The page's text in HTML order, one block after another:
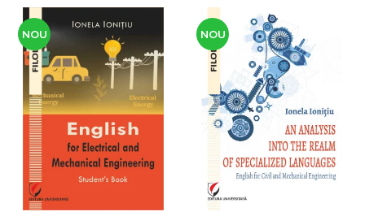
roumain et en français
pour les citoyens
étrangers
NOU NOU